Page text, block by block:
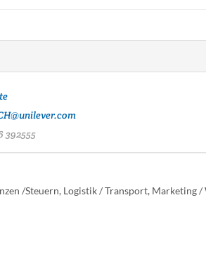
392555
/Steuern, Logistik / Transport, Marketing